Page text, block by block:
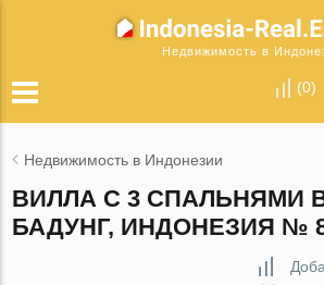
Недвижимость в
(0)
Недвижимость в Индонезии
ВИЛЛА С 3 СПАЛЬНЯМИ В
БАДУНГ, ИНДОНЕЗИЯ №